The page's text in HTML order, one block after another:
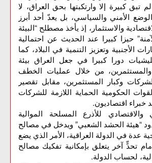
تبق كبيرة إلا وارتكبتها بحق العراق، لا
الأمني والسياسي، بل يعدّ أحد أبرز
والاستثمار، إذ يأخذ مصطلح “البيئة
حيزا كبيرا عند الحديث عن احتمالية
الأجنبية وتعزيز التنمية في البلاد، كما
دورا كبيرا في جعل العراق بيئة
من خلال عمليات الخطف
وكبار المستثمرين، مقابل تقصير
الحكومية الحماية اللازمة للشركات
خبراء اقتصاديون.
والاقتصادي للأذرع المسلحة الموالية
“هيئة الحشد الشعبي” ويدخل في مصالح
عدة في الدولة العراقية، الأمر الذي يضع
تحدٍّ آخر يتعلق بإمكانية تفكيك مصالح
لحساب الدولة.